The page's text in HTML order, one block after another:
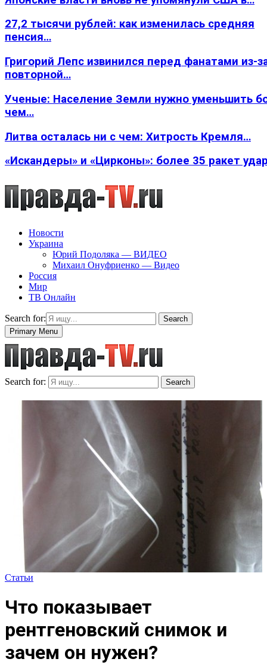
27,2 тысячи рублей: как изменилась средняя
пенсия…
Григорий Лепс извинился перед фанатами из-
повторной…
Ученые: Население Земли нужно уменьшить
чем…
Литва осталась ни с чем: Хитрость Кремля…
«Искандеры» и «Цирконы»: более 35 ракет
Новости
Украина
Юрий Подоляка — ВИДЕО
Михаил Онуфриенко — Видео
Россия
Мир
ТВ Онлайн
Search for:
Search
Primary Menu
Search for: Search
Статьи
Что показывает
рентгеновский снимок и
зачем он нужен?